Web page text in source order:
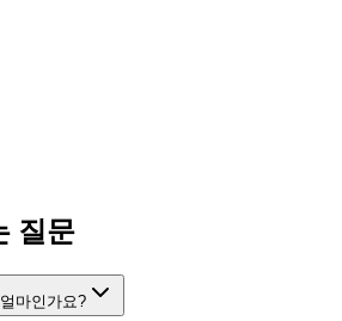
질문
마인가요?